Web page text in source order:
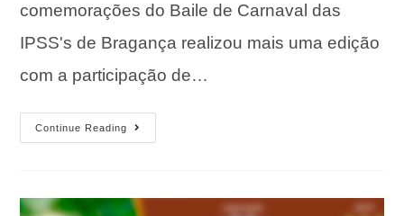
comemorações do Baile de Carnaval das
IPSS's de Bragança realizou mais uma edição
com a participação de…
Continue Reading